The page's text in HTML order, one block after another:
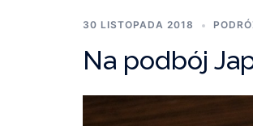
30 LISTOPADA 2018
Na podbój